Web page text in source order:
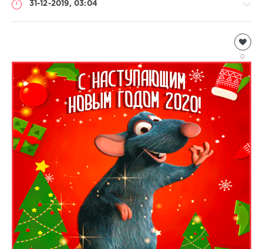
31-12-2019, 03:04
1
478
0